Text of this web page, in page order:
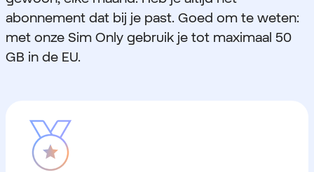
abonnement dat bij je past. Goed om te weten:
met onze Sim Only gebruik je tot maximaal 50
GB in de EU.